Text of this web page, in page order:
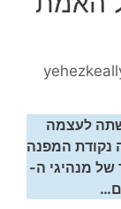
לעצמה
נקודת המפנה
מנהיגי ה-